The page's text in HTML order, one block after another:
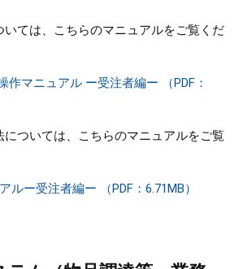
いては、こちらのマニュアルをご覧くだ
作マニュアル ー受注者編ー （PDF：
については、こちらのマニュアルをご覧
ルー受注者編ー （PDF：6.71MB）